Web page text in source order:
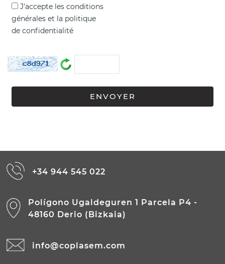
J'accepte les conditions
générales et la politique
de confidentialité
+34 944 545 022
Polígono Ugaldeguren 1 Parcela P4 -
48160 Derio (Bizkaia)
info@coplasem.com